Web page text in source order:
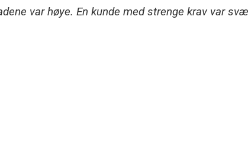
var høye. En kunde med strenge krav var